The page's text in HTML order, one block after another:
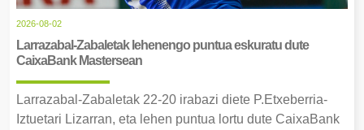
2026-08-02
Larrazabal-Zabaletak lehenengo puntua eskuratu dute
CaixaBank Mastersean
Larrazabal-Zabaletak 22-20 irabazi diete P.Etxeberria-
Iztuetari Lizarran, eta lehen puntua lortu dute CaixaBank